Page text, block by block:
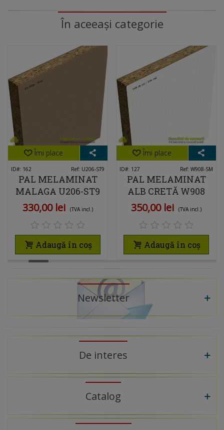
În aceeași categorie
Îmi place
ID#: 162 Ref: U206-ST9
PAL MELAMINAT
MALAGA U206-ST9
330,00 lei (TVA incl.)
Adaugă în coș
Îmi place
ID#: 127 Ref: W908-SM
PAL MELAMINAT
ALB CRETĂ W908
SM
350,00 lei (TVA incl.)
Adaugă în coș
Newsletter
De interes
Catalog